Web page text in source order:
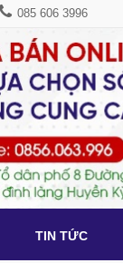
085 606 3996
TIN TỨC